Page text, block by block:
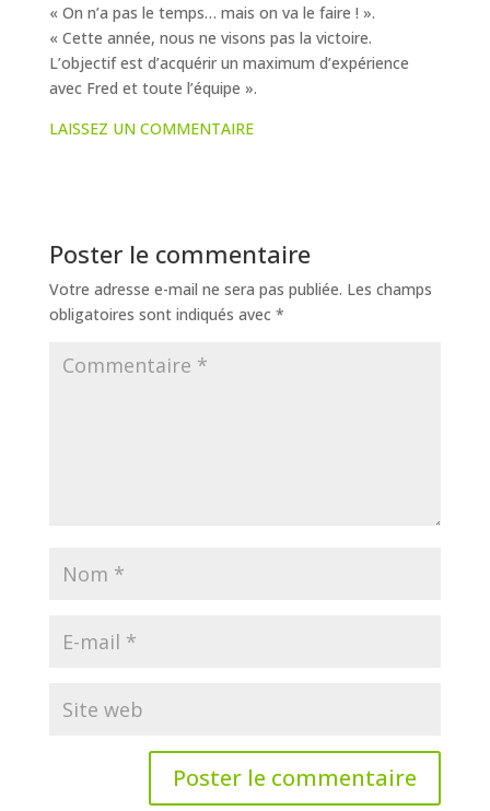
« On n’a pas le temps… mais on va le faire ! ».
« Cette année, nous ne visons pas la victoire.
L’objectif est d’acquérir un maximum d’expérience
avec Fred et toute l’équipe ».
LAISSEZ UN COMMENTAIRE
Poster le commentaire
Votre adresse e-mail ne sera pas publiée. Les champs
obligatoires sont indiqués avec *